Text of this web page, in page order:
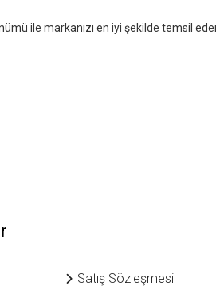
ile markanızı en iyi şekilde temsil
Satış Sözleşmesi